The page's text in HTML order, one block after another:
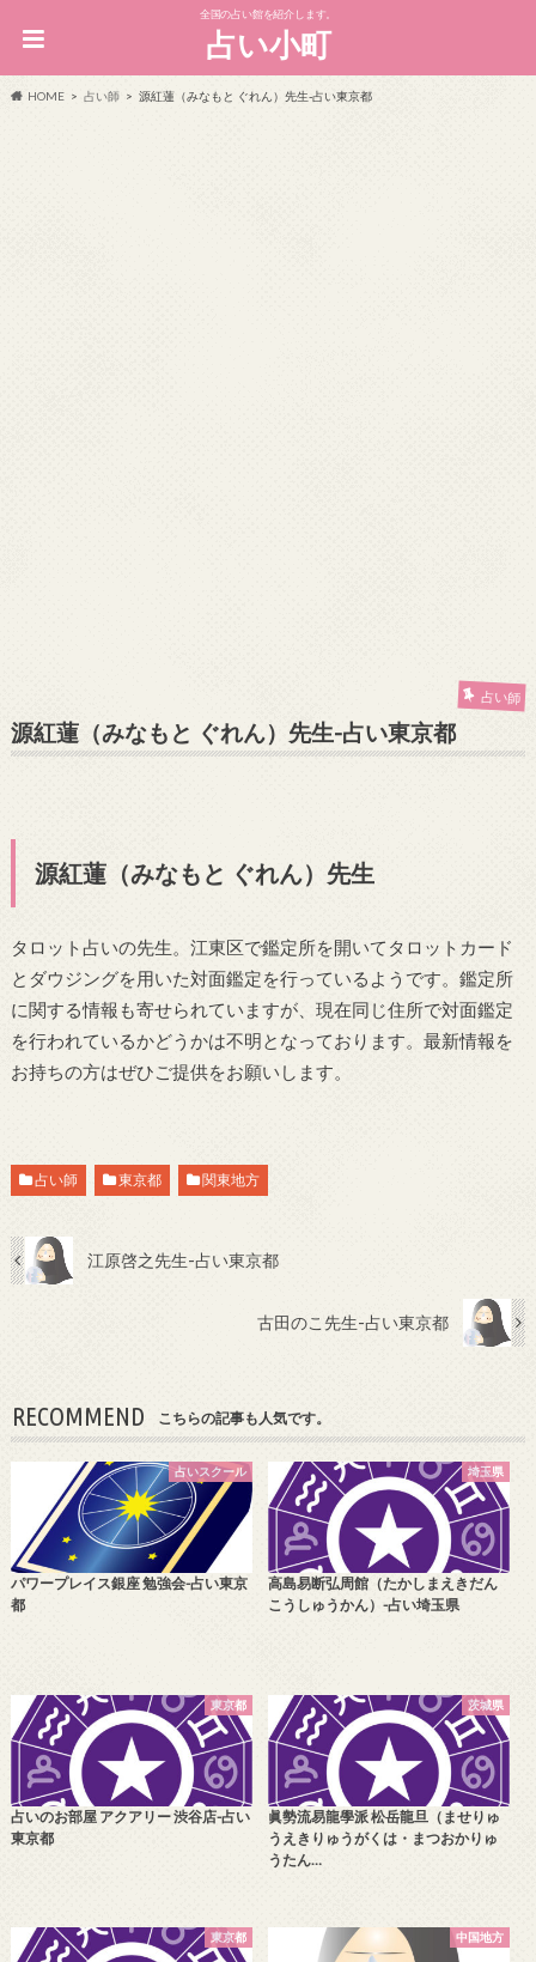
全国の占い館を紹介します。
占い小町
HOME 占い師 源紅蓮（みなもと ぐれん）先生-占い東京都
占い師
源紅蓮（みなもと ぐれん）先生-占い東京都
源紅蓮（みなもと ぐれん）先生
タロット占いの先生。江東区で鑑定所を開いてタロットカード
とダウジングを用いた対面鑑定を行っているようです。鑑定所
に関する情報も寄せられていますが、現在同じ住所で対面鑑定
を行われているかどうかは不明となっております。最新情報を
お持ちの方はぜひご提供をお願いします。
占い師 東京都 関東地方
江原啓之先生-占い東京都
古田のこ先生-占い東京都
RECOMMEND こちらの記事も人気です。
占いスクール
パワープレイス銀座 勉強会-占い東京
都
埼玉県
高島易断弘周館（たかしまえきだん
こうしゅうかん）-占い埼玉県
東京都
占いのお部屋 アクアリー 渋谷店-占い
東京都
茨城県
眞勢流易龍學派 松岳龍旦（ませりゅ
うえきりゅうがくは・まつおかりゅ
うたん…
東京都 中国地方